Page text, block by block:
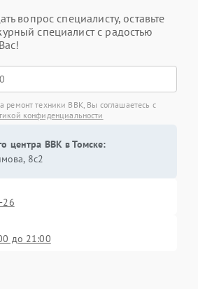
вопрос специалисту, оставьте
специалист с радостью
ремонт техники BBK, Вы соглашаетесь с
конфиденциальности
центра BBK в Томске:
8с2
26
до 21:00